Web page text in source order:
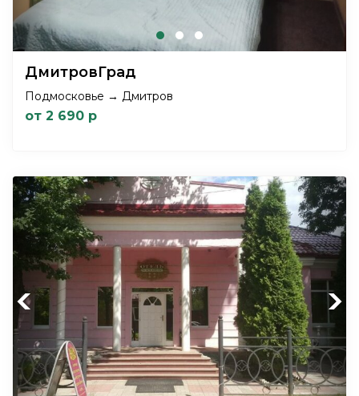
ДмитровГрад
Подмосковье → Дмитров
от 2 690 р
Previous Next